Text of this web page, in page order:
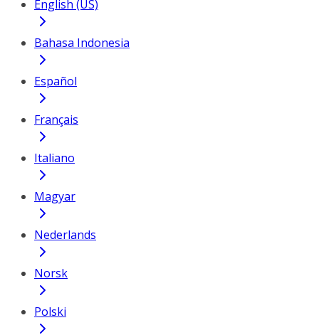
English (US)
Bahasa Indonesia
Español
Français
Italiano
Magyar
Nederlands
Norsk
Polski